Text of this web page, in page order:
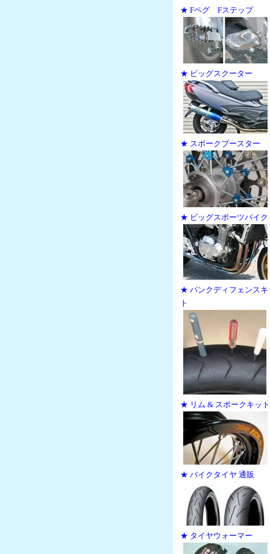
★ Fペグ Fステップ
★ ビッグスクーター
★ スポークブースター
★ ビッグスポーツバイク
★ パンクディフェンスキ
ト
★ リム & スポークキット
★ バイクタイヤ 通販
★ タイヤウォーマー